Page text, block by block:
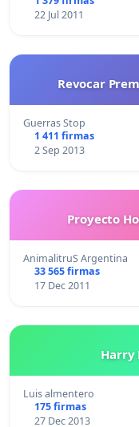
22 Jul 2011
Revocar
Guerras Stop
1 411 firmas
2 Sep 2013
Proyecto
AnimalitruS Argentina
33 565 firmas
17 Dec 2011
Harry
Luis almentero
175 firmas
27 Dec 2013